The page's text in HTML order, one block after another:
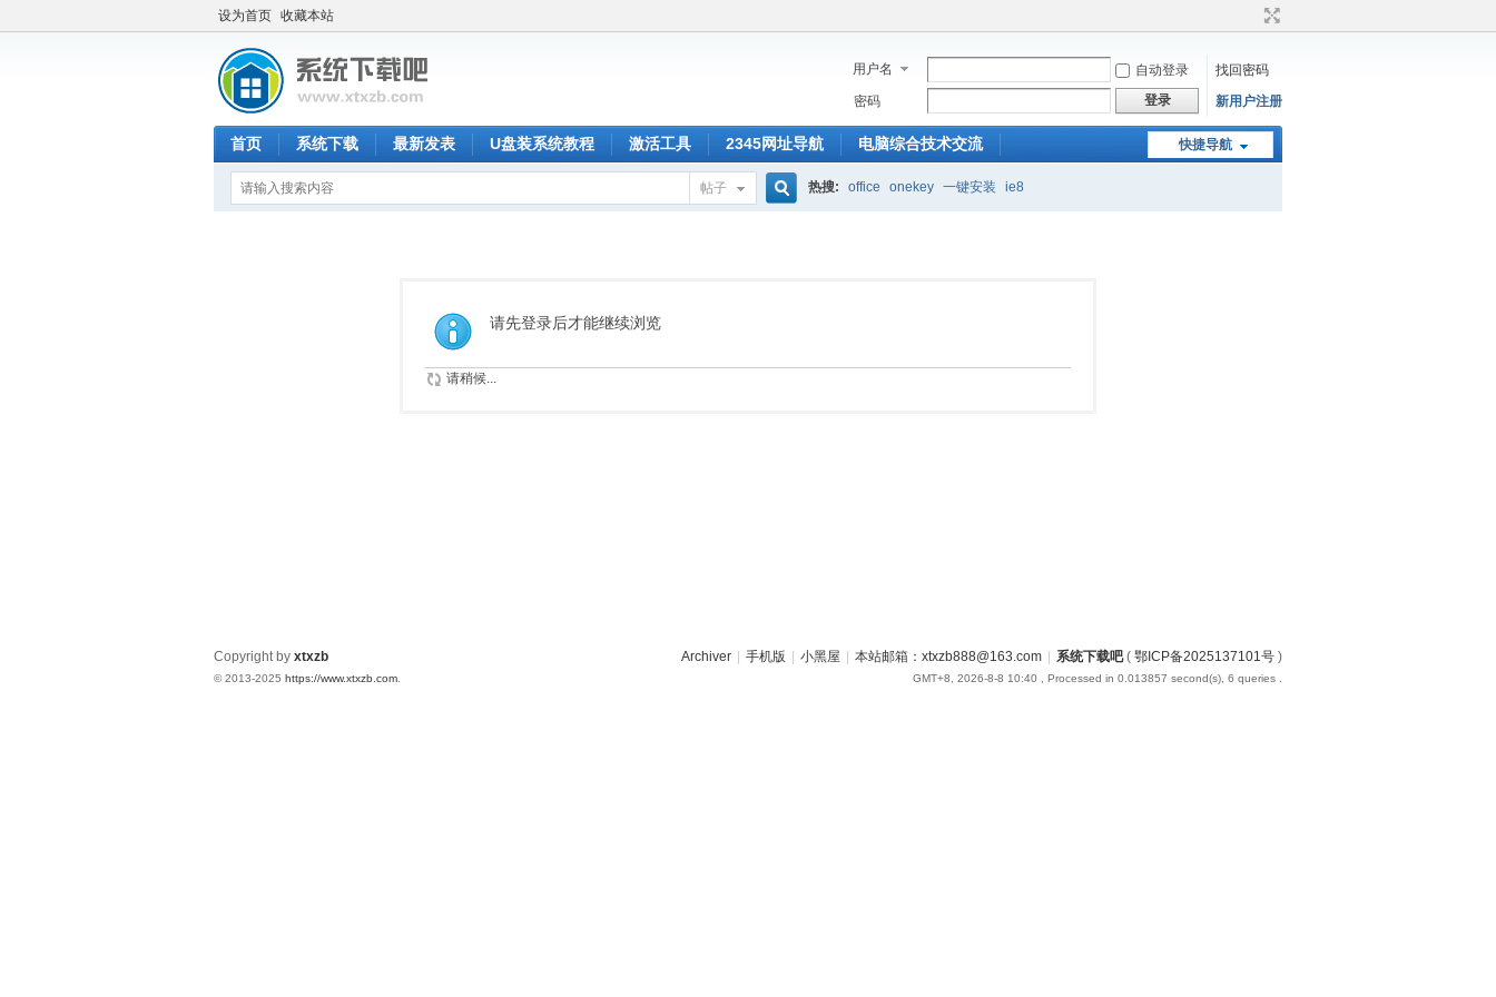
设为首页 收藏本站
用户名 自动登录
找回密码
密码
登录 新用户注册
快捷导航
首页 系统下载 最新发表 U盘装系统教程 激活工具 2345网址导航 电脑综合技术交流
帖子 热搜: office onekey 一键安装 ie8
请先登录后才能继续浏览
请稍候...
Archiver 手机版 小黑屋 本站邮箱：xtxzb888@163.com 系统下载吧( 鄂ICP备2025137101号 )
GMT+8, 2026-8-8 10:40 , Processed in 0.013857 second(s), 6 queries .
Copyright by xtxzb
© 2013-2025 https://www.xtxzb.com